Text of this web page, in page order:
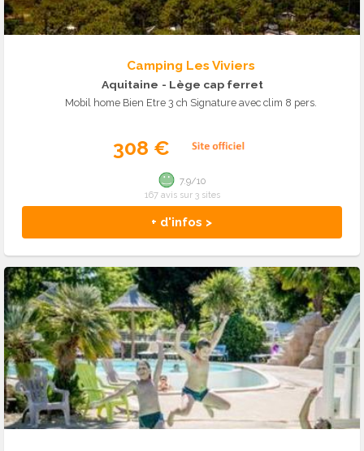
Camping Les Viviers
Aquitaine - Lège cap ferret
Mobil home Bien Etre 3 ch Signature avec clim 8 pers.
308 €
+ d'infos >
7.9/10
167 avis sur 3 sites